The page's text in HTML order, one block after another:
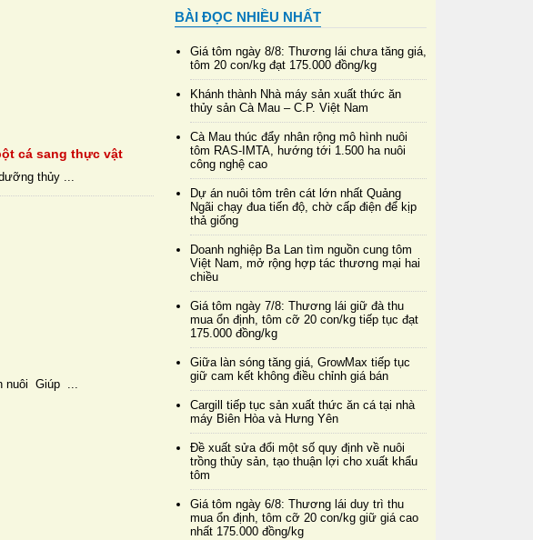
cá sang thực vật
thủy ...
nuôi Giúp ...
BÀI ĐỌC NHIỀU NHẤT
Giá tôm ngày 8/8: Thương lái chưa tăng giá,
tôm 20 con/kg đạt 175.000 đồng/kg
Khánh thành Nhà máy sản xuất thức ăn
thủy sản Cà Mau – C.P. Việt Nam
Cà Mau thúc đẩy nhân rộng mô hình nuôi
tôm RAS-IMTA, hướng tới 1.500 ha nuôi
công nghệ cao
Dự án nuôi tôm trên cát lớn nhất Quảng
Ngãi chạy đua tiến độ, chờ cấp điện để kịp
thả giống
Doanh nghiệp Ba Lan tìm nguồn cung tôm
Việt Nam, mở rộng hợp tác thương mại hai
chiều
Giá tôm ngày 7/8: Thương lái giữ đà thu
mua ổn định, tôm cỡ 20 con/kg tiếp tục đạt
175.000 đồng/kg
Giữa làn sóng tăng giá, GrowMax tiếp tục
giữ cam kết không điều chỉnh giá bán
Cargill tiếp tục sản xuất thức ăn cá tại nhà
máy Biên Hòa và Hưng Yên
Đề xuất sửa đổi một số quy định về nuôi
trồng thủy sản, tạo thuận lợi cho xuất khẩu
tôm
Giá tôm ngày 6/8: Thương lái duy trì thu
mua ổn định, tôm cỡ 20 con/kg giữ giá cao
nhất 175.000 đồng/kg